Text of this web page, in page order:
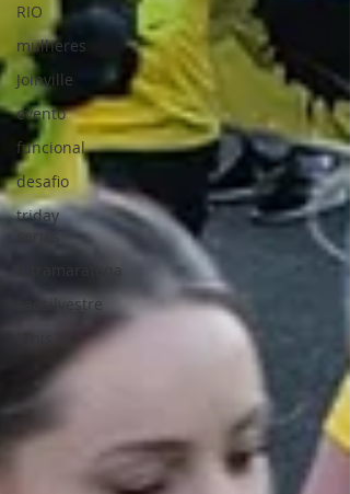
RIO
mulheres
Joinville
evento
funcional
desafio
triday
ultramaratona
saosilvestre